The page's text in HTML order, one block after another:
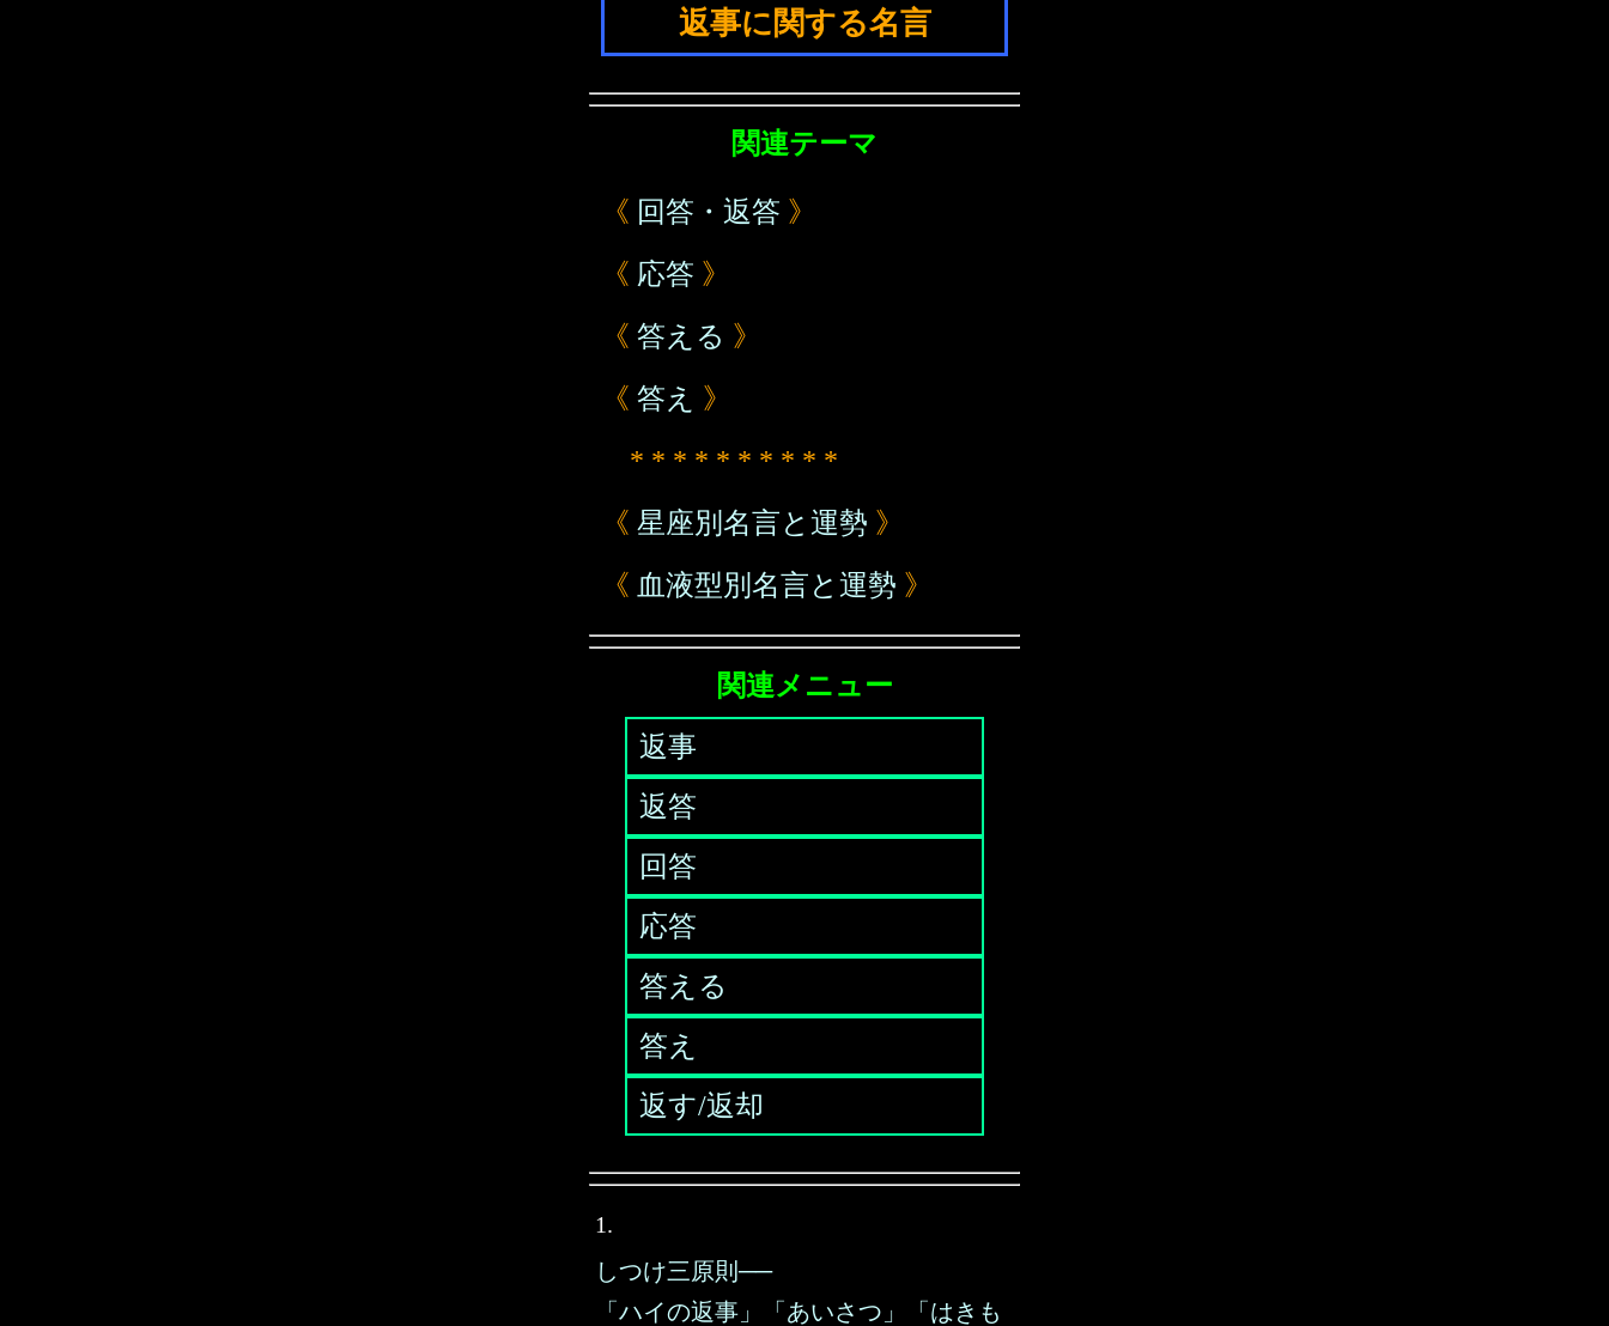
返事に関する名言
関連テーマ
《 回答・返答 》
《 応答 》
《 答える 》
《 答え
》
* * * * * * * * * *
《 星座別名言と運勢 》
《 血液型別名言と運勢 》
関連メニュー
返事
返答
回答
応答
答える
答え
返す/返却
1.
しつけ三原則──
「ハイの返事」「あいさつ」「はきも